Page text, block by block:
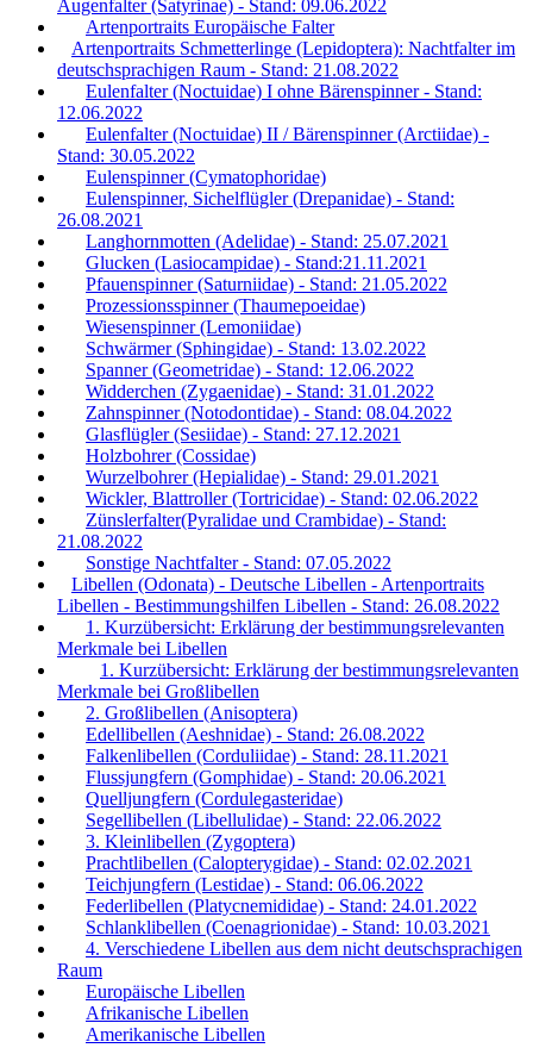
Augenfalter (Satyrinae) - Stand: 09.06.2022
Artenportraits Europäische Falter
Artenportraits Schmetterlinge (Lepidoptera): Nachtfalter im
deutschsprachigen Raum - Stand: 21.08.2022
Eulenfalter (Noctuidae) I ohne Bärenspinner - Stand:
12.06.2022
Eulenfalter (Noctuidae) II / Bärenspinner (Arctiidae) -
Stand: 30.05.2022
Eulenspinner (Cymatophoridae)
Eulenspinner, Sichelflügler (Drepanidae) - Stand:
26.08.2021
Langhornmotten (Adelidae) - Stand: 25.07.2021
Glucken (Lasiocampidae) - Stand:21.11.2021
Pfauenspinner (Saturniidae) - Stand: 21.05.2022
Prozessionsspinner (Thaumepoeidae)
Wiesenspinner (Lemoniidae)
Schwärmer (Sphingidae) - Stand: 13.02.2022
Spanner (Geometridae) - Stand: 12.06.2022
Widderchen (Zygaenidae) - Stand: 31.01.2022
Zahnspinner (Notodontidae) - Stand: 08.04.2022
Glasflügler (Sesiidae) - Stand: 27.12.2021
Holzbohrer (Cossidae)
Wurzelbohrer (Hepialidae) - Stand: 29.01.2021
Wickler, Blattroller (Tortricidae) - Stand: 02.06.2022
Zünslerfalter(Pyralidae und Crambidae) - Stand:
21.08.2022
Sonstige Nachtfalter - Stand: 07.05.2022
Libellen (Odonata) - Deutsche Libellen - Artenportraits
Libellen - Bestimmungshilfen Libellen - Stand: 26.08.2022
1. Kurzübersicht: Erklärung der bestimmungsrelevanten
Merkmale bei Libellen
1. Kurzübersicht: Erklärung der bestimmungsrelevanten
Merkmale bei Großlibellen
2. Großlibellen (Anisoptera)
Edellibellen (Aeshnidae) - Stand: 26.08.2022
Falkenlibellen (Corduliidae) - Stand: 28.11.2021
Flussjungfern (Gomphidae) - Stand: 20.06.2021
Quelljungfern (Cordulegasteridae)
Segellibellen (Libellulidae) - Stand: 22.06.2022
3. Kleinlibellen (Zygoptera)
Prachtlibellen (Calopterygidae) - Stand: 02.02.2021
Teichjungfern (Lestidae) - Stand: 06.06.2022
Federlibellen (Platycnemididae) - Stand: 24.01.2022
Schlanklibellen (Coenagrionidae) - Stand: 10.03.2021
4. Verschiedene Libellen aus dem nicht deutschsprachigen
Raum
Europäische Libellen
Afrikanische Libellen
Amerikanische Libellen